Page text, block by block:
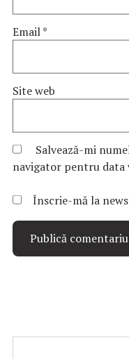
Email*
Site web
Salvează-mi
navigator pentru data
Înscrie-mă la